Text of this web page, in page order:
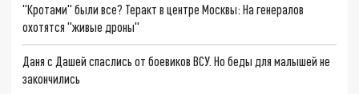
"Кротами" были все? Теракт в центре Москвы: На генералов
охотятся "живые дроны"
Даня с Дашей спаслись от боевиков ВСУ. Но беды для малышей не
закончились